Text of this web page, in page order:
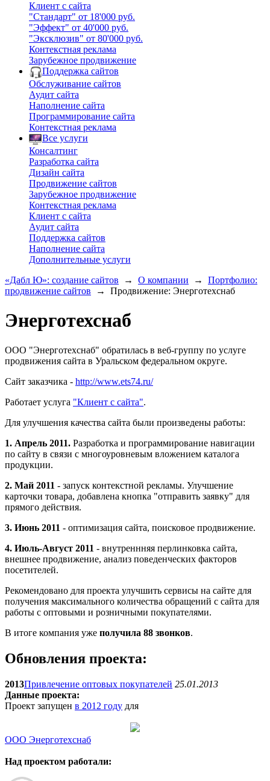
Клиент с сайта
"Стандарт" от 18'000 руб.
"Эффект" от 40'000 руб.
"Эксклюзив" от 80'000 руб.
Контекстная реклама
Зарубежное продвижение
Поддержка сайтов
Обслуживание сайтов
Аудит сайта
Наполнение сайта
Программирование сайта
Контекстная реклама
Все услуги
Консалтинг
Разработка сайта
Дизайн сайта
Продвижение сайтов
Зарубежное продвижение
Контекстная реклама
Клиент с сайта
Аудит сайта
Поддержка сайтов
Наполнение сайта
Дополнительные услуги
«Дабл Ю»: создание сайтов
→ О компании →
Портфолио:
продвижение сайтов
→ Продвижение: Энерготехснаб
Энерготехснаб
ООО "Энерготехснаб" обратилась в веб-группу по услуге
продвижения сайта в Уральском федеральном округе.
Сайт заказчика - http://www.ets74.ru/
Работает услуга "Клиент с сайта".
Для улучшения качества сайта были произведены работы:
1. Апрель 2011. Разработка и программирование навигации
по сайту в связи с многоуровневым вложением каталога
продукции.
2. Май 2011 - запуск контекстной рекламы. Улучшение
карточки товара, добавлена кнопка "отправить заявку" для
прямого действия.
3. Июнь 2011 - оптимизация сайта, поисковое продвижение.
4. Июль-Август 2011 - внутреннняя перлинковка сайта,
внешнее продвижение, анализ поведенческих факторов
посетителей.
Рекомендовано для проекта улучшить сервисы на сайте для
получения максимального количества обращений с сайта для
работы с оптовыми и розничными покупателями.
В итоге компания уже получила 88 звонков.
Обновления проекта:
2013Привлечение оптовых покупателей 25.01.2013
Данные проекта:
Проект запущен в 2012 году для
ООО Энерготехснаб
Над проектом работали: